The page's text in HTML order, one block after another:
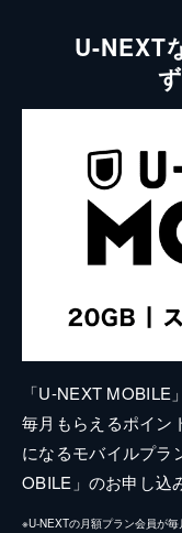
U-NEXT
「U-NEXT
毎月もらえるポイン
になるモバイルプラ
OBILE」のお申し込
※U-NEXTの月額プラン会員が